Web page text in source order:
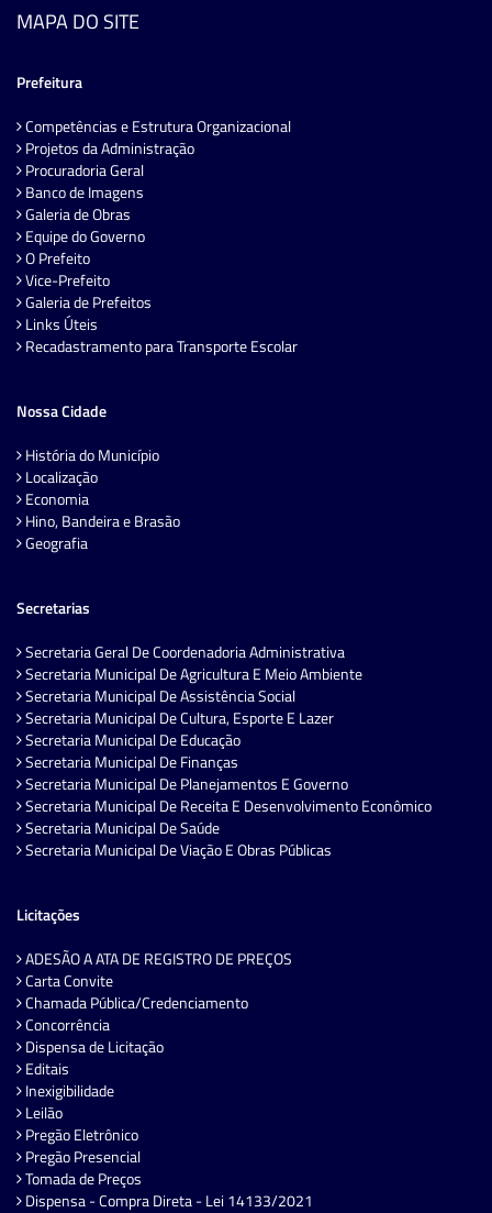
MAPA DO SITE
Prefeitura
Competências e Estrutura Organizacional
Projetos da Administração
Procuradoria Geral
Banco de Imagens
Galeria de Obras
Equipe do Governo
O Prefeito
Vice-Prefeito
Galeria de Prefeitos
Links Úteis
Recadastramento para Transporte Escolar
Nossa Cidade
História do Município
Localização
Economia
Hino, Bandeira e Brasão
Geografia
Secretarias
Secretaria Geral De Coordenadoria Administrativa
Secretaria Municipal De Agricultura E Meio Ambiente
Secretaria Municipal De Assistência Social
Secretaria Municipal De Cultura, Esporte E Lazer
Secretaria Municipal De Educação
Secretaria Municipal De Finanças
Secretaria Municipal De Planejamentos E Governo
Secretaria Municipal De Receita E Desenvolvimento Econômico
Secretaria Municipal De Saúde
Secretaria Municipal De Viação E Obras Públicas
Licitações
ADESÃO A ATA DE REGISTRO DE PREÇOS
Carta Convite
Chamada Pública/Credenciamento
Concorrência
Dispensa de Licitação
Editais
Inexigibilidade
Leilão
Pregão Eletrônico
Pregão Presencial
Tomada de Preços
Dispensa - Compra Direta - Lei 14133/2021